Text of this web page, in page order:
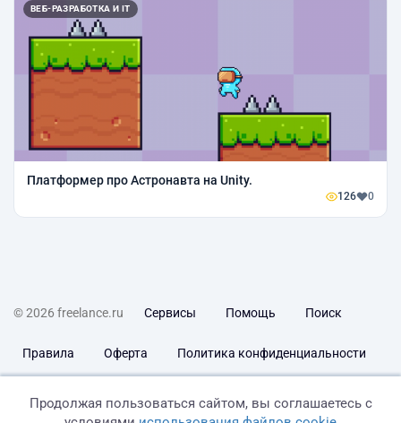
ВЕБ-РАЗРАБОТКА И IT
Платформер про Астронавта на Unity.
126 0
© 2026 freelance.ru Сервисы Помощь Поиск
Правила Оферта Политика конфиденциальности
Продолжая пользоваться сайтом, вы соглашаетесь с